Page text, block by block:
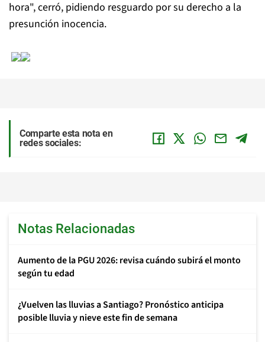
hora", cerró, pidiendo resguardo por su derecho a la
presunción inocencia.
Comparte esta nota en
redes sociales:
Notas Relacionadas
Aumento de la PGU 2026: revisa cuándo subirá el monto
según tu edad
¿Vuelven las lluvias a Santiago? Pronóstico anticipa
posible lluvia y nieve este fin de semana